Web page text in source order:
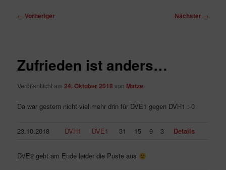
Beitragsnavigation
← Vorheriger Nächster →
Zufrieden ist anders…
Veröffentlicht am24. Oktober 2018 von Matze
Da war gestern nicht viel mehr drin für DVE1 gegen DVH1 :-0
23.10.2018 DVH1 DVE1 31 15 9 3 Details
DVE2 geht am Ende leider die Puste aus